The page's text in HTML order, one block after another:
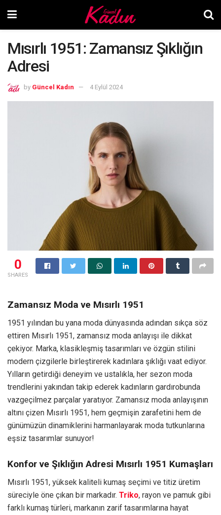
Mısırlı 1951: Zamansız Şıklığın
Adresi
by Güncel Kadın 4 Eylül 2024
0
SHARES
Zamansız Moda ve Mısırlı 1951
1951 yılından bu yana moda dünyasında adından sıkça söz
ettiren Mısırlı 1951, zamansız moda anlayışı ile dikkat
çekiyor. Marka, klasikleşmiş tasarımları ve özgün stilini
modern çizgilerle birleştirerek kadınlara şıklığı vaat ediyor.
Yılların getirdiği deneyim ve ustalıkla, her sezon moda
trendlerini yakından takip ederek kadınların gardırobunda
vazgeçilmez parçalar yaratıyor. Zamansız moda anlayışının
altını çizen Mısırlı 1951, hem geçmişin zarafetini hem de
günümüzün dinamiklerini harmanlayarak moda tutkunlarına
eşsiz tasarımlar sunuyor!
Konfor ve Şıklığın Adresi Mısırlı 1951 Kumaşları
Mısırlı 1951, yüksek kaliteli kumaş seçimi ve titiz üretim
süreciyle öne çıkan bir markadır. Triko, rayon ve pamuk gibi
farklı kumaş türleri, markanın zarif tasarımlarına hayat